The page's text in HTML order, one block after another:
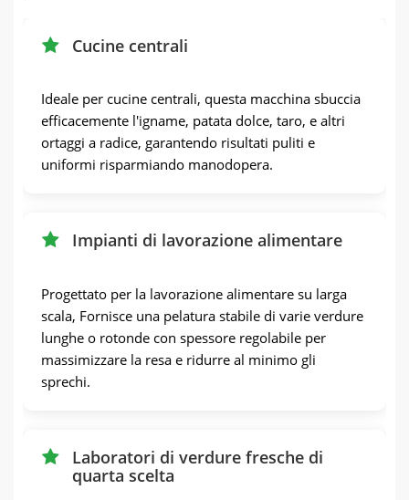
Cucine centrali
Ideale per cucine centrali, questa macchina sbuccia
efficacemente l'igname, patata dolce, taro, e altri
ortaggi a radice, garantendo risultati puliti e
uniformi risparmiando manodopera.
Impianti di lavorazione alimentare
Progettato per la lavorazione alimentare su larga
scala, Fornisce una pelatura stabile di varie verdure
lunghe o rotonde con spessore regolabile per
massimizzare la resa e ridurre al minimo gli
sprechi.
Laboratori di verdure fresche di
quarta scelta